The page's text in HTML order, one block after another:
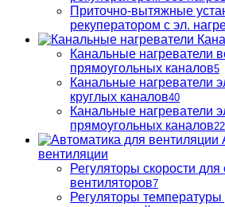
Приточно-вытяжные
рекуператором с эл.
Канальные нагреватели
прямоугольных каналов5
Канальные нагреватели
круглых каналов40
Канальные нагреватели
прямоугольных каналов22
вентиляции
Регуляторы скорости
вентиляторов7
Регуляторы